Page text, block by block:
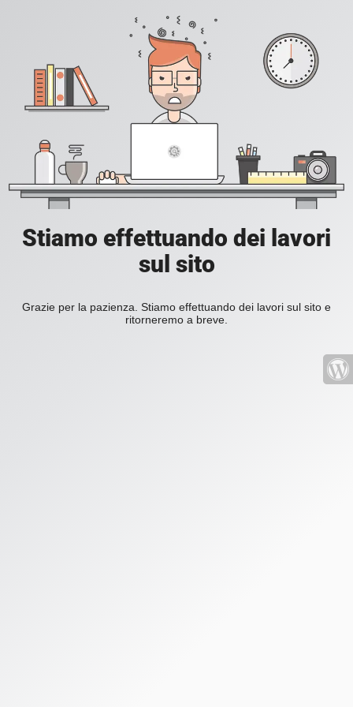
Stiamo effettuando dei lavori
sul sito
Grazie per la pazienza. Stiamo effettuando dei lavori sul sito e
ritorneremo a breve.